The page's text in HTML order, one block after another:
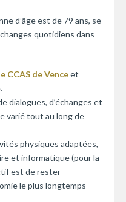
d’âge est de 79 ans, se
quotidiens dans
CCAS de Venceet
dialogues, d’échanges et
varié tout au long de
physiques adaptées,
et informatique (pour la
est de rester
le plus longtemps